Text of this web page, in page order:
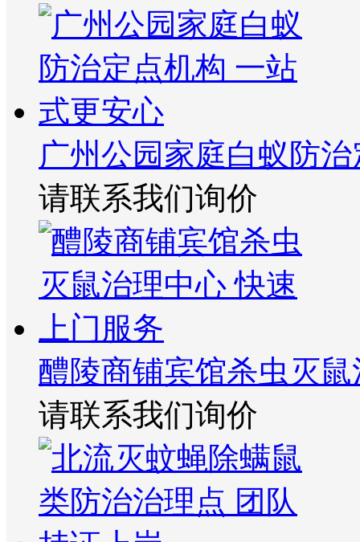
广州公园家庭白蚁防
请联系我们询价
醴陵商铺宾馆杀虫灭
请联系我们询价